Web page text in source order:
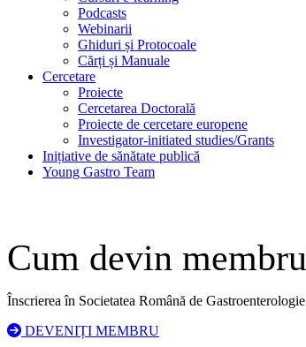
Podcasts
Webinarii
Ghiduri și Protocoale
Cărți și Manuale
Cercetare
Proiecte
Cercetarea Doctorală
Proiecte de cercetare europene
Investigator-initiated studies/Grants
Inițiative de sănătate publică
Young Gastro Team
Cum devin
Înscrierea în Societatea Română de
DEVENIȚI MEMBRU